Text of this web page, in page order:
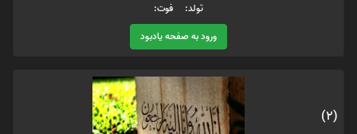
تولد: فوت:
ورود به صفحه یادبود
(2)